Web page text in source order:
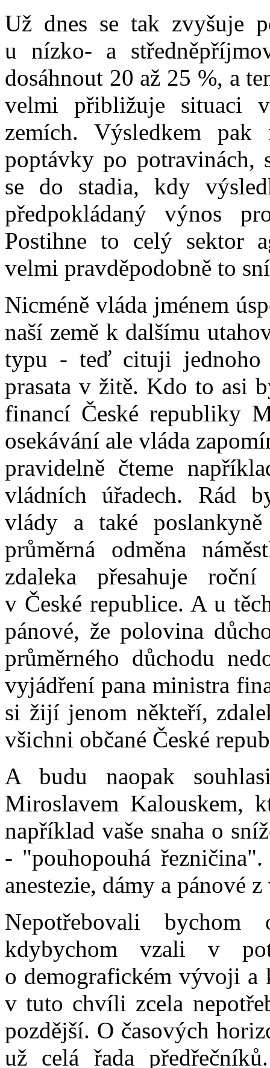
Už dnes se tak zvyšuje
u nízko- a
dosáhnout 20 až 25 %, a
velmi přibližuje situaci
zemích. Výsledkem
poptávky po potravinách,
se do stadia, kdy
předpokládaný výnos
Postihne to celý sektor
velmi pravděpodobně to
Nicméně vláda jménem
naší země k dalšímu
typu - teď cituji
prasata v žitě. Kdo to asi
financí České republiky
osekávání ale vláda
pravidelně čteme
vládních úřadech. Rád
vlády a také
průměrná odměna
zdaleka přesahuje
v České republice. A u
pánové, že polovina
průměrného důchodu
vyjádření pana ministra
si žijí jenom někteří,
všichni občané České
A budu naopak
Miroslavem Kalouskem,
například vaše snaha o
- "pouhopouhá
anestezie, dámy a pánové
Nepotřebovali bychom
kdybychom vzali v
o demografickém vývoji a
v tuto chvíli zcela
pozdější. O časových
už celá řada